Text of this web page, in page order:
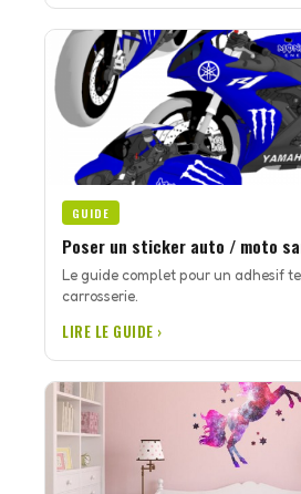
GUIDE
Poser un sticker auto / moto
Le guide complet pour un adhesif
carrosserie.
LIRE LE GUIDE ›